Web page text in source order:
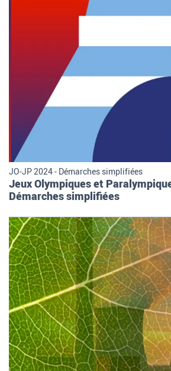
JO-JP 2024 - Démarches simplifiées
Jeux Olympiques et
Démarches simplifiées